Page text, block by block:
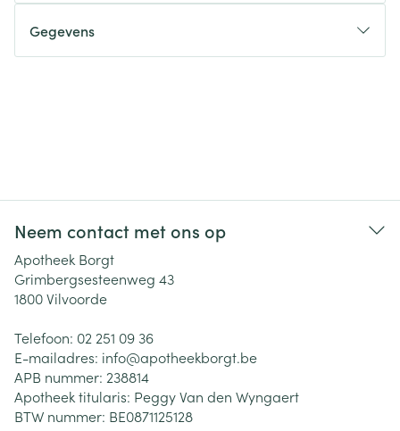
Gegevens
Neem contact met ons op
Apotheek Borgt
Grimbergsesteenweg 43
1800Vilvoorde
Telefoon: 02 251 09 36
E-mailadres: info@apotheekborgt.be
APB nummer: 238814
Apotheek titularis: Peggy Van den Wyngaert
BTW nummer: BE0871125128